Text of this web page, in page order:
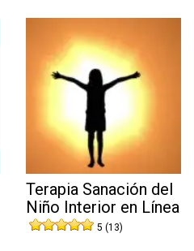
Terapia Sanación del
Niño Interior en Línea
5 (13)